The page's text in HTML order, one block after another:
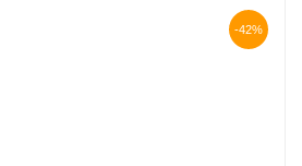
-42%